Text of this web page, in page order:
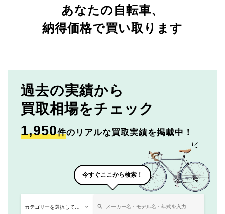
あなたの自転車、
納得価格で買い取ります
過去の実績から
買取相場をチェック
1,950件のリアルな買取実績を掲載中！
今すぐここから検索！